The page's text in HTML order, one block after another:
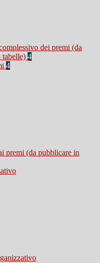
dei premi (da
tabelle) 4
4
premi (da pubblicare in